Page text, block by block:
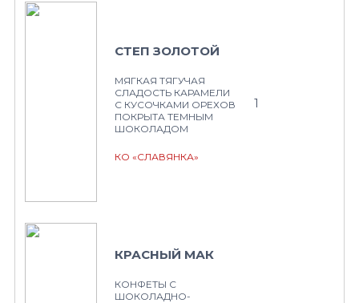
СТЕП ЗОЛОТОЙ
МЯГКАЯ ТЯГУЧАЯ
СЛАДОСТЬ КАРАМЕЛИ
С КУСОЧКАМИ ОРЕХОВ
ПОКРЫТА ТЕМНЫМ
ШОКОЛАДОМ
КО «СЛАВЯНКА»
1
КРАСНЫЙ МАК
КОНФЕТЫ С
ШОКОЛАДНО-